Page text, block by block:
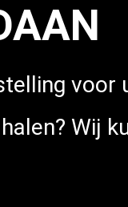
voor
Wij